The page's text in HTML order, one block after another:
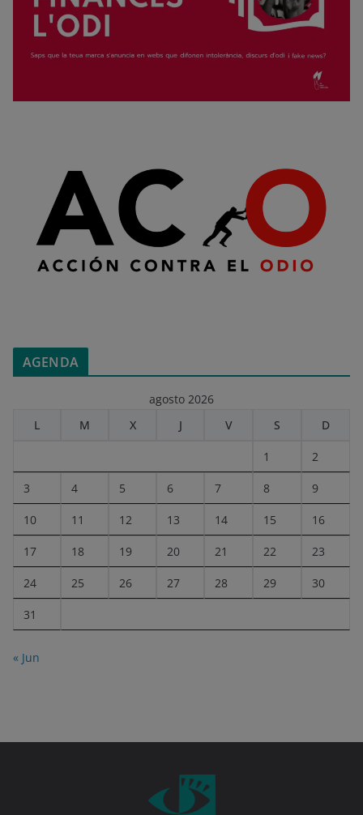
AGENDA
agosto 2026
L
M X J V S D
1 2
3 4 5 6 7 8 9
10 11 12 13 14 15 16
17 18 19 20 21 22 23
24 25 26 27 28 29 30
31
« Jun